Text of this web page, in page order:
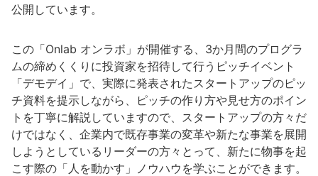
公開しています。
この「Onlab オンラボ」が開催する、3か月間のプログラ
ムの締めくくりに投資家を招待して行うピッチイベント
「デモデイ」で、実際に発表されたスタートアップのピッ
チ資料を提示しながら、ピッチの作り方や見せ方のポイン
トを丁寧に解説していますので、スタートアップの方々だ
けではなく、企業内で既存事業の変革や新たな事業を展開
しようとしているリーダーの方々とって、新たに物事を起
こす際の「人を動かす」ノウハウを学ぶことができます。